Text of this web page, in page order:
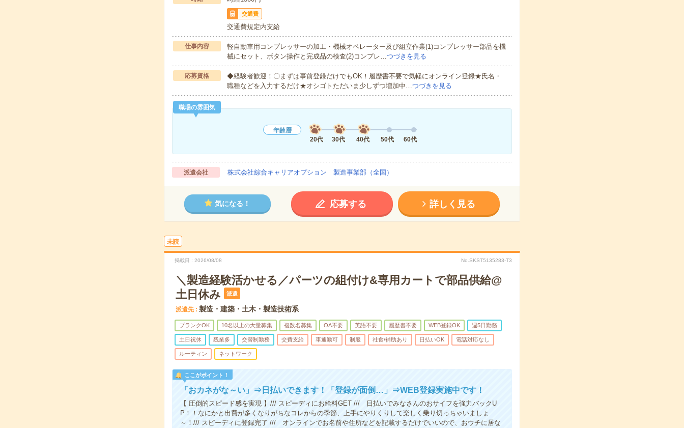
交通費
交通費規定内支給
仕事内容
軽自動車用コンプレッサーの加工・機械オペレーター及び組立作業(1)コンプレッサー部品を機
械にセット、ボタン操作と完成品の検査(2)コンプレ…つづきを見る
応募資格
◆経験者歓迎！〇まずは事前登録だけでもOK！履歴書不要で気軽にオンライン登録★氏名・
職種などを入力するだけ★オシゴトただいま少しずつ増加中…つづきを見る
職場の雰囲気
年齢層
20代
30代 40代 50代 60代
派遣会社 株式会社綜合キャリアオプション 製造事業部（全国）
気になる！ 応募する 詳しく見る
未読
掲載日 2026/08/08 No.SKST5135283-T3
＼製造経験活かせる／パーツの組付け&専用カートで部品供給@
土日休み
派遣
派遣先 製造・建築・土木・製造技術系
ブランクOK 10名以上の大量募集 複数名募集 OA不要 英語不要 履歴書不要 WEB登録OK 週5日勤務
土日祝休 残業多 交替制勤務 交費支給 車通勤可 制服 社食/補助あり 日払いOK 電話対応なし
ルーティン ネットワーク
ここがポイント！
「おカネがな～い」⇒日払いできます！「登録が面倒…」⇒WEB登録実施中です！
【 圧倒的スピード感を実現 】/// スピーディにお給料GET /// 日払いでみなさんのおサイフを強力バックU
P！！なにかと出費が多くなりがちなコレからの季節、上手にやりくりして楽しく乗り切っちゃいましょ
～！/// スピーディに登録完了 /// オンラインでお名前や住所などを記載するだけでいいので、おウチに居な